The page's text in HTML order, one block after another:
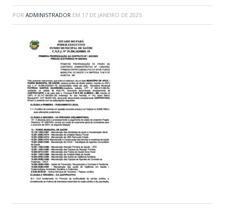
POR ADMINISTRADOR EM 17 DE JANEIRO DE 2025